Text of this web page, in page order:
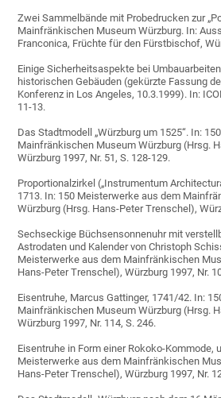
Zwei Sammelbände mit Probedrucken zur
Mainfränkischen Museum Würzburg. In:
Franconica, Früchte für den Fürstbischof,
Einige Sicherheitsaspekte bei
historischen Gebäuden (gekürzte Fassung
Konferenz in Los Angeles, 10.3.1999). In:
11-13.
Das Stadtmodell „Würzburg um 1525“. In:
Mainfränkischen Museum Würzburg (Hrsg.
Würzburg 1997, Nr. 51, S. 128-129.
Proportionalzirkel („Instrumentum
1713. In: 150 Meisterwerke aus dem
Würzburg (Hrsg. Hans-Peter Trenschel),
Sechseckige Büchsensonnenuhr mit
Astrodaten und Kalender von Christoph
Meisterwerke aus dem Mainfränkischen
Hans-Peter Trenschel), Würzburg 1997, Nr.
Eisentruhe, Marcus Gattinger, 1741/42. In:
Mainfränkischen Museum Würzburg (Hrsg.
Würzburg 1997, Nr. 114, S. 246.
Eisentruhe in Form einer Rokoko-Kommode,
Meisterwerke aus dem Mainfränkischen
Hans-Peter Trenschel), Würzburg 1997, Nr.